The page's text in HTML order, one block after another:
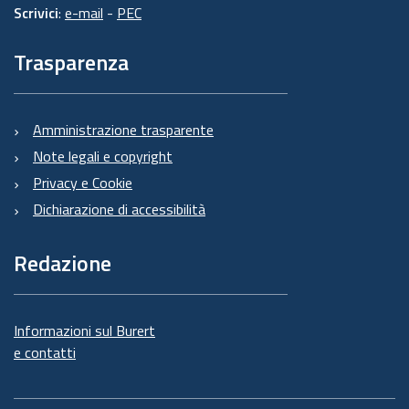
Scrivici: e-mail - PEC
Trasparenza
Amministrazione trasparente
Note legali e copyright
Privacy e Cookie
Dichiarazione di accessibilità
Redazione
Informazioni sul Burert
e contatti